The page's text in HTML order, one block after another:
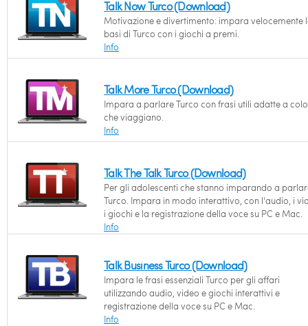
Talk Now Turco (Download)
Motivazione e divertimento: impara velocemente
basi di Turco con i giochi a premi.
Info
Talk More Turco (Download)
Impara a parlare Turco con frasi utili adatte a
che viaggiano.
Info
Talk The Talk Turco (Download)
Per gli adolescenti che stanno imparando a
Turco. Impara in modo interattivo, con l'audio, i
i giochi e la registrazione della voce su PC e Mac.
Info
Talk Business Turco (Download)
Impara le frasi essenziali Turco per gli affari
utilizzando audio, video e giochi interattivi e
registrazione della voce su PC e Mac.
Info